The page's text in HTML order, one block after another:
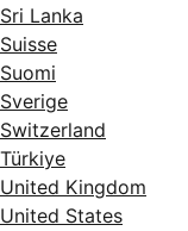
Sri Lanka
Suisse
Suomi
Sverige
Switzerland
Türkiye
United Kingdom
United States